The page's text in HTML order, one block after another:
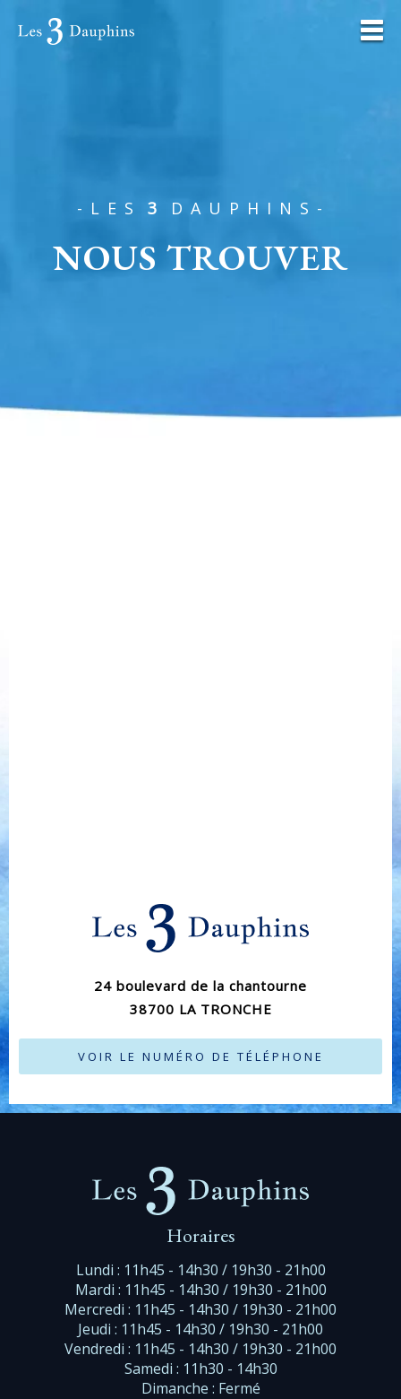
- L E S 3 D A U P H I N S -
NOUS TROUVER
24 boulevard de la chantourne
38700 LA TRONCHE
VOIR LE NUMÉRO DE TÉLÉPHONE
Horaires
Lundi : 11h45 - 14h30 / 19h30 - 21h00
Mardi : 11h45 - 14h30 / 19h30 - 21h00
Mercredi : 11h45 - 14h30 / 19h30 - 21h00
Jeudi : 11h45 - 14h30 / 19h30 - 21h00
Vendredi : 11h45 - 14h30 / 19h30 - 21h00
Samedi : 11h30 - 14h30
Dimanche : Fermé